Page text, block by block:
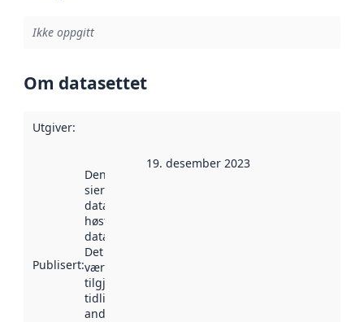
Ikke oppgitt
Om datasettet
Utgiver:
Publisert:
Denne datoen
sier når
datasettet ble
høstet av
data.norge.no.
Det kan ha
vært
tilgjengelig
tidligere
andre steder.
19. desember 2023